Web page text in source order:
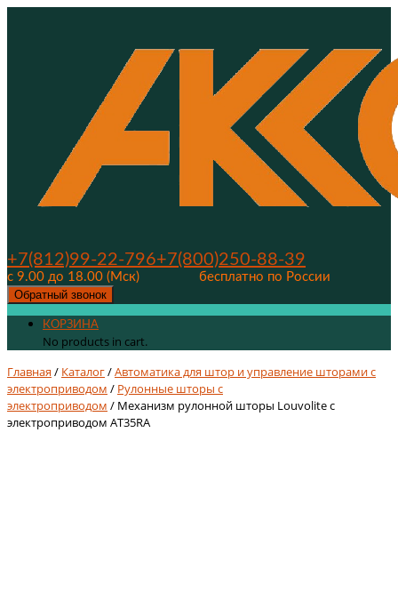
+7(812)99-22-796+7(800)250-88-39
с 9.00 до 18.00 (Мск)
бесплатно по России
Обратный звонок
КОРЗИНА
No products in cart.
Главная/ Каталог/Автоматика для штор и управление шторами с
электроприводом / Рулонные шторы с
электроприводом / Механизм рулонной шторы Louvolite с
электроприводом AT35RA